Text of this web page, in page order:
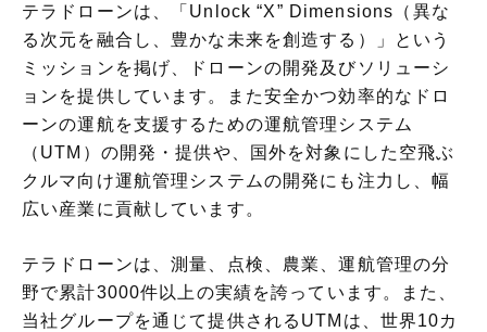
テラドローンは、「Unlock “X” Dimensions（異な
る次元を融合し、豊かな未来を創造する）」という
ミッションを掲げ、ドローンの開発及びソリューシ
ョンを提供しています。また安全かつ効率的なドロ
ーンの運航を支援するための運航管理システム
（UTM）の開発・提供や、国外を対象にした空飛ぶ
クルマ向け運航管理システムの開発にも注力し、幅
広い産業に貢献しています。
テラドローンは、測量、点検、農業、運航管理の分
野で累計3000件以上の実績を誇っています。また、
当社グループを通じて提供されるUTMは、世界10カ